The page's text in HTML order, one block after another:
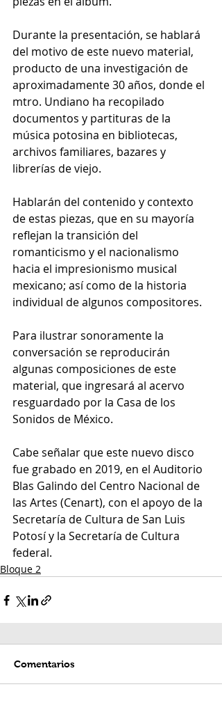
Durante la presentación, se hablará
del motivo de este nuevo material,
producto de una investigación de
aproximadamente 30 años, donde el
mtro. Undiano ha recopilado
documentos y partituras de la
música potosina en bibliotecas,
archivos familiares, bazares y
librerías de viejo.
Hablarán del contenido y contexto
de estas piezas, que en su mayoría
reflejan la transición del
romanticismo y el nacionalismo
hacia el impresionismo musical
mexicano; así como de la historia
individual de algunos compositores.
Para ilustrar sonoramente la
conversación se reproducirán
algunas composiciones de este
material, que ingresará al acervo
resguardado por la Casa de los
Sonidos de México.
Cabe señalar que este nuevo disco
fue grabado en 2019, en el Auditorio
Blas Galindo del Centro Nacional de
las Artes (Cenart), con el apoyo de la
Secretaría de Cultura de San Luis
Potosí y la Secretaría de Cultura
federal.
Bloque 2
Comentarios